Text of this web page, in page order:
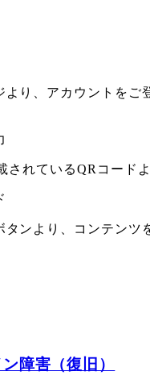
より、アカウントをご
されているQRコード
ンより、コンテンツ
障害（復旧）